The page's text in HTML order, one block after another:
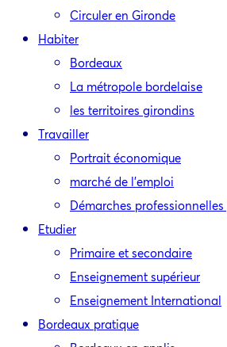
Circuler en Gironde
Habiter
Bordeaux
La métropole bordelaise
les territoires girondins
Travailler
Portrait économique
marché de l’emploi
Démarches professionnelles
Etudier
Primaire et secondaire
Enseignement supérieur
Enseignement International
Bordeaux pratique